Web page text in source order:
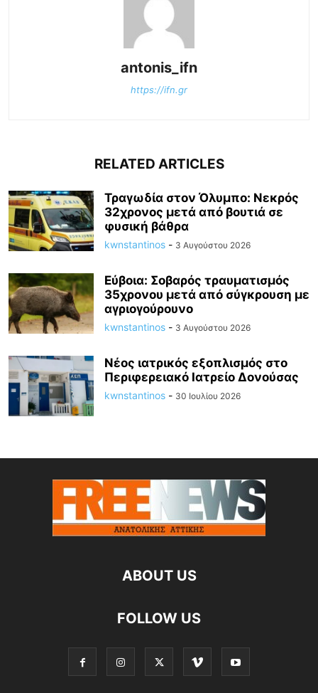
antonis_ifn
https://ifn.gr
RELATED ARTICLES
Τραγωδία στον Όλυμπο: Νεκρός
32χρονος μετά από βουτιά σε
φυσική βάθρα
kwnstantinos - 3 Αυγούστου 2026
Εύβοια: Σοβαρός τραυματισμός
35χρονου μετά από σύγκρουση με
αγριογούρουνο
kwnstantinos - 3 Αυγούστου 2026
Νέος ιατρικός εξοπλισμός στο
Περιφερειακό Ιατρείο Δονούσας
kwnstantinos - 30 Ιουλίου 2026
ABOUT US
FOLLOW US